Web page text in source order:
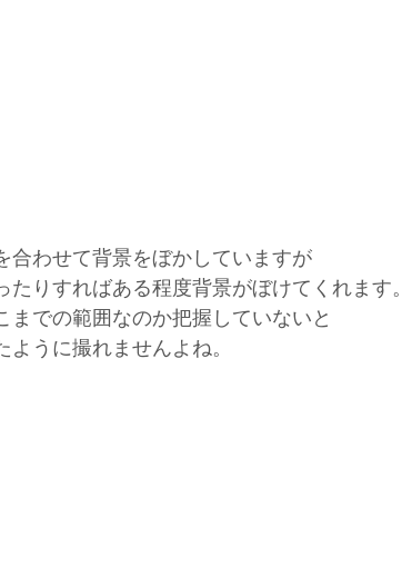
合わせて背景をぼかしていますが
りすればある程度背景がぼけてくれます。
までの範囲なのか把握していないと
うに撮れませんよね。